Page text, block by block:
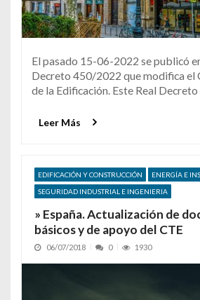
El pasado 15-06-2022 se publicó
Decreto 450/2022 que modifica el
de la Edificación. Este Real
Leer Más
EDIFICACIÓN Y CONSTRUCCIÓN
ENERGÍA E
SEGURIDAD INDUSTRIAL E INGENIERIA
» España. Actualización de
básicos y de apoyo del CTE
06/07/2018 0 1930